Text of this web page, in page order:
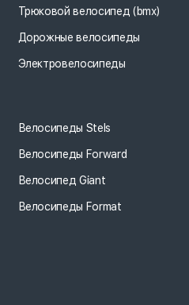
Трюковой велосипед (bmx)
Дорожные велосипеды
Электровелосипеды
Велосипеды Stels
Велосипеды Forward
Велосипед Giant
Велосипеды Format